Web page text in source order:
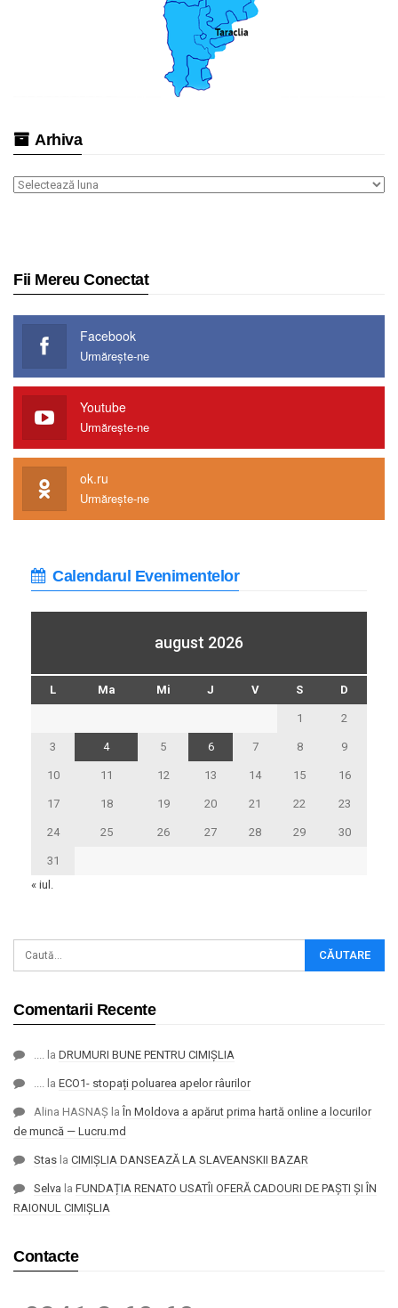
Arhiva
Arhiva
Fii Mereu Conectat
Facebook
Urmărește-ne
Youtube
Urmărește-ne
ok.ru
Urmărește-ne
Calendarul Evenimentelor
august 2026
L Ma Mi J V S D
1 2
3 4 5 6 7 8 9
10 11 12 13 14 15 16
17 18 19 20 21 22 23
24 25 26 27 28 29 30
31
« iul.
Comentarii Recente
la DRUMURI BUNE PENTRU CIMIȘLIA
la ECO1- stopați poluarea apelor râurilor
Alina HASNAȘ laÎn Moldova a apărut prima hartă online a locurilor
de muncă — Lucru.md
Stas la CIMIȘLIA DANSEAZĂ LA SLAVEANSKII BAZAR
Selva la FUNDAȚIA RENATO USATÎI OFERĂ CADOURI DE PAȘTI ȘI ÎN
RAIONUL CIMIȘLIA
Contacte